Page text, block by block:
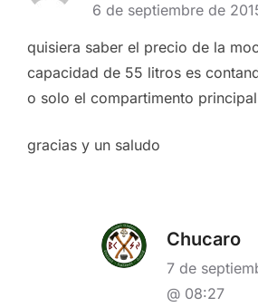
6 de septiembre de
quisiera saber el precio de la
capacidad de 55 litros es
o solo el compartimento
gracias y un saludo
Chucaro
7 de
@ 08:27